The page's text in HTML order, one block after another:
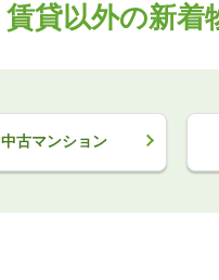
賃貸以外の新着
中古マンション